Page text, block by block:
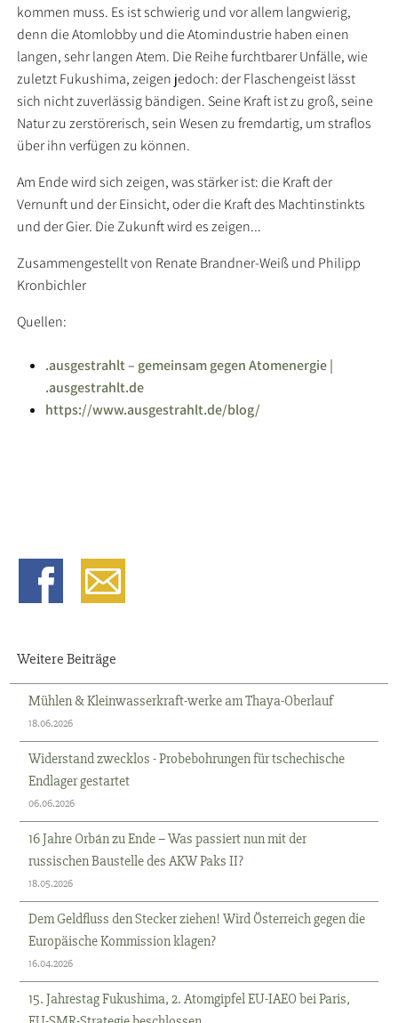
kommen muss. Es ist schwierig und vor allem langwierig,
denn die Atomlobby und die Atomindustrie haben einen
langen, sehr langen Atem. Die Reihe furchtbarer Unfälle, wie
zuletzt Fukushima, zeigen jedoch: der Flaschengeist lässt
sich nicht zuverlässig bändigen. Seine Kraft ist zu groß, seine
Natur zu zerstörerisch, sein Wesen zu fremdartig, um straflos
über ihn verfügen zu können.
Am Ende wird sich zeigen, was stärker ist: die Kraft der
Vernunft und der Einsicht, oder die Kraft des Machtinstinkts
und der Gier. Die Zukunft wird es zeigen...
Zusammengestellt von Renate Brandner-Weiß und Philipp
Kronbichler
Quellen:
.ausgestrahlt – gemeinsam gegen Atomenergie |
.ausgestrahlt.de
https://www.ausgestrahlt.de/blog/
Weitere Beiträge
Mühlen & Kleinwasserkraft-werke am Thaya-Oberlauf
18.06.2026
Widerstand zwecklos - Probebohrungen für tschechische
Endlager gestartet
06.06.2026
16 Jahre Orbán zu Ende – Was passiert nun mit der
russischen Baustelle des AKW Paks II?
18.05.2026
Dem Geldfluss den Stecker ziehen! Wird Österreich gegen die
Europäische Kommission klagen?
16.04.2026
15. Jahrestag Fukushima, 2. Atomgipfel EU-IAEO bei Paris,